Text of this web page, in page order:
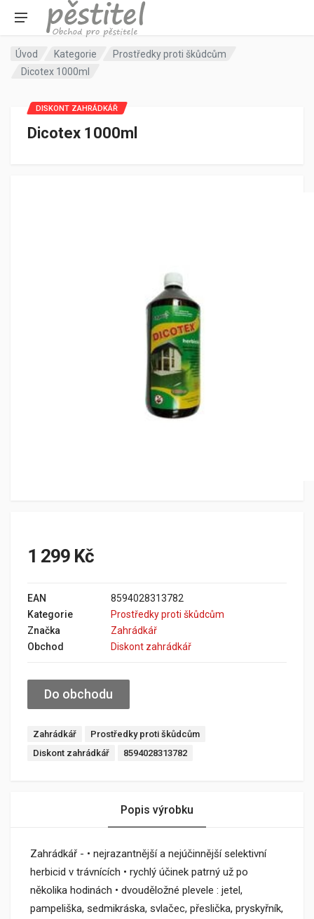
Úvod Kategorie
Prostředky proti škůdcům
Dicotex 1000ml
Dicotex 1000ml
DISKONT ZAHRÁDKÁŘ
1 299 Kč
EAN
8594028313782
Kategorie
Prostředky proti škůdcům
Značka
Zahrádkář
Obchod
Diskont zahrádkář
Do obchodu
Zahrádkář
Prostředky proti škůdcům
Diskont zahrádkář
8594028313782
Popis výrobku
Zahrádkář - • nejrazantnější a nejúčinnější selektivní
herbicid v trávnících • rychlý účinek patrný už po
několika hodinách • dvouděložné plevele : jetel,
pampeliška, sedmikráska, svlačec, přeslička, pryskyřník,